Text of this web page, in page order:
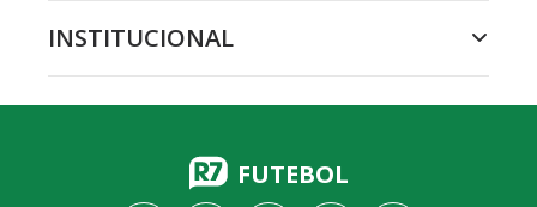
INSTITUCIONAL
FUTEBOL